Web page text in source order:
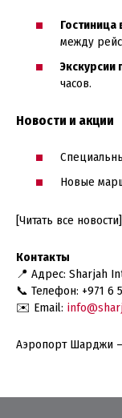
Гостиница
между
часов.
Новости и акции
Новые
[Читать все новости]
Контакты
📍 Адрес: Sharjah
📞 Телефон: +971 6
✉️ Email:
Аэропорт Шарджи